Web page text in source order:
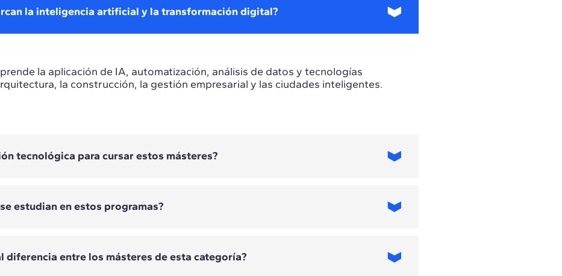
la inteligencia artificial y la transformación digital?
la aplicación de IA, automatización, análisis de datos y tecnologías
la construcción, la gestión empresarial y las ciudades inteligentes.
tecnológica para cursar estos másteres?
requieren experiencia tecnológica previa. Los requisitos dependen
estudian en estos programas?
varían según el máster. Entre otras, se estudian inteligencia artificial,
diferencia entre los másteres de esta categoría?